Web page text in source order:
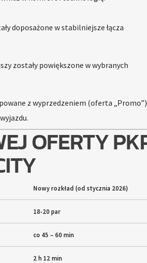
doposażone w stabilniejsze łącza
zostały powiększone w wybranych
z wyprzedzeniem (oferta „Promo”)
OFERTY
Nowy rozkład (od stycznia 2026)
18-20 par
co 45 – 60 min
2 h 12 min